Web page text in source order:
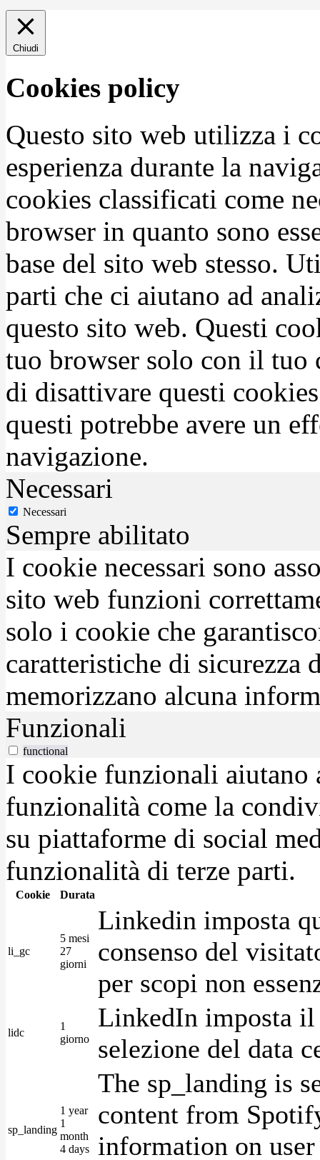
Chiudi
Cookies policy
Questo sito web utilizza i
esperienza durante la
cookies classificati come
browser in quanto sono
base del sito web stesso.
parti che ci aiutano ad
questo sito web. Questi
tuo browser solo con il tuo
di disattivare questi
questi potrebbe avere un
navigazione.
Necessari
Necessari
Sempre abilitato
I cookie necessari sono
sito web funzioni
solo i cookie che
caratteristiche di sicurezza
memorizzano alcuna
Funzionali
functional
I cookie funzionali aiutano
funzionalità come la
su piattaforme di social
funzionalità di terze parti.
Cookie Durata
li_gc
5 mesi
27
giorni
Linkedin imposta
consenso del
per scopi non
lidc
1
giorno
LinkedIn imposta
selezione del data
sp_landing
1 year
1
month
4 days
The sp_landing is
content from
information on